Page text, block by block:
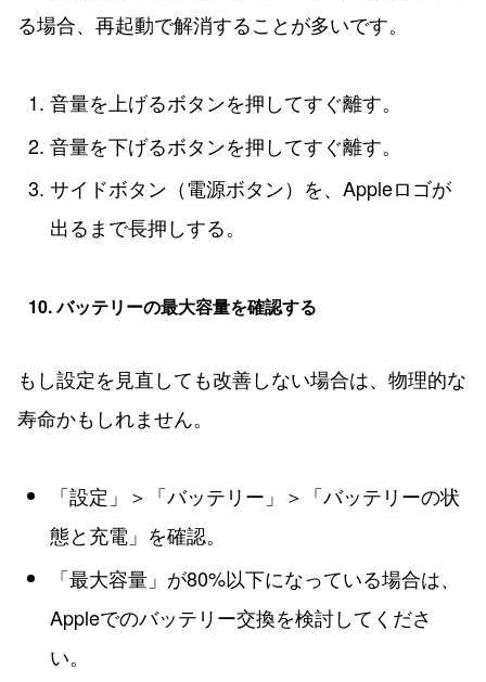
る場合、再起動で解消することが多いです。
音量を上げるボタンを押してすぐ離す。
音量を下げるボタンを押してすぐ離す。
サイドボタン（電源ボタン）を、Appleロゴが
出るまで長押しする。
10. バッテリーの最大容量を確認する
もし設定を見直しても改善しない場合は、物理的な
寿命かもしれません。
「設定」＞「バッテリー」＞「バッテリーの状
態と充電」を確認。
「最大容量」が80%以下になっている場合は、
Appleでのバッテリー交換を検討してくださ
い。